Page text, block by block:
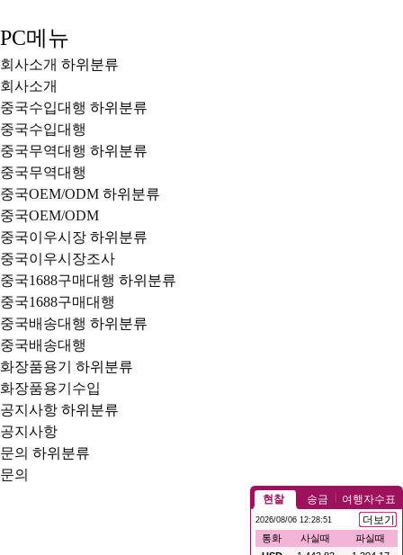
PC메뉴
회사소개 하위분류
회사소개
중국수입대행 하위분류
중국수입대행
중국무역대행 하위분류
중국무역대행
중국OEM/ODM 하위분류
중국OEM/ODM
중국이우시장 하위분류
중국이우시장조사
중국1688구매대행 하위분류
중국1688구매대행
중국배송대행 하위분류
중국배송대행
화장품용기
하위분류
화장품용기수입
공지사항 하위분류
공지사항
문의 하위분류
문의